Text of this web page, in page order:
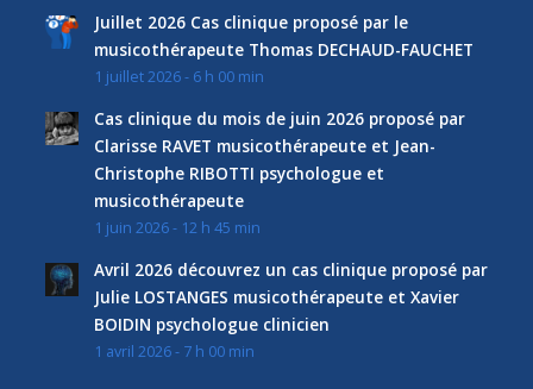
Juillet 2026 Cas clinique proposé par le
musicothérapeute Thomas DECHAUD-FAUCHET
1 juillet 2026 - 6 h 00 min
Cas clinique du mois de juin 2026 proposé par
Clarisse RAVET musicothérapeute et Jean-
Christophe RIBOTTI psychologue et
musicothérapeute
1 juin 2026 - 12 h 45 min
Avril 2026 découvrez un cas clinique proposé par
Julie LOSTANGES musicothérapeute et Xavier
BOIDIN psychologue clinicien
1 avril 2026 - 7 h 00 min